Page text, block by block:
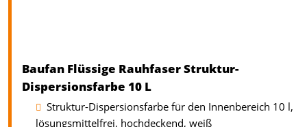
Baufan Flüssige Rauhfaser Struktur-
Dispersionsfarbe 10 L
Struktur-Dispersionsfarbe für den Innenbereich 10 l,
lösungsmittelfrei, hochdeckend, weiß